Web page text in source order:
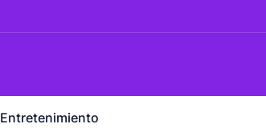
Entretenimiento